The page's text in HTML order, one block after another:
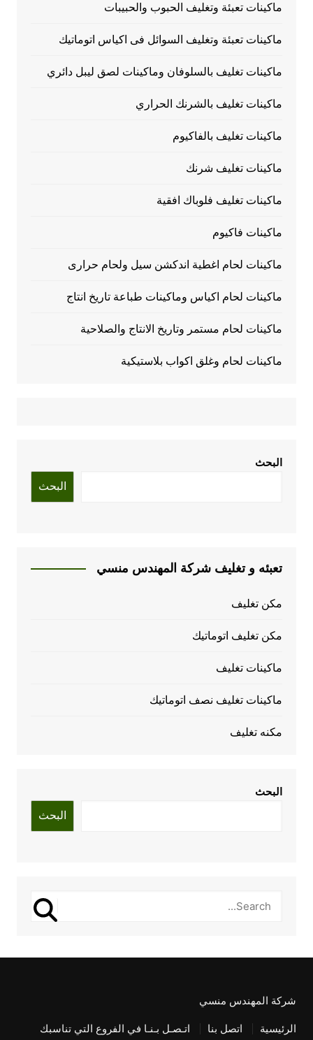
ماكينات تعبئة وتغليف الحبوب والحبيبات
ماكينات تعبئة وتغليف السوائل فى اكياس اتوماتيك
ماكينات تغليف بالسلوفان وماكينات لصق ليبل دائري
ماكينات تغليف بالشرنك الحراري
ماكينات تغليف بالفاكيوم
ماكينات تغليف شرنك
ماكينات تغليف فلوباك افقية
ماكينات فاكيوم
ماكينات لحام اغطية اندكشن سيل ولحام حرارى
ماكينات لحام اكياس وماكينات طباعة تاريخ انتاج
ماكينات لحام مستمر وتاريخ الانتاج والصلاحية
ماكينات لحام وغلق اكواب بلاستيكية
البحث
البحث
تعبئه و تغليف شركة المهندس منسي
مكن تغليف
مكن تغليف اتوماتيك
ماكينات تغليف
ماكينات تغليف نصف اتوماتيك
مكنه تغليف
البحث
البحث
شركة المهندس منسي
الرئيسية اتصل بنا اتـصـل بـنـا في الفروع التي تناسبك